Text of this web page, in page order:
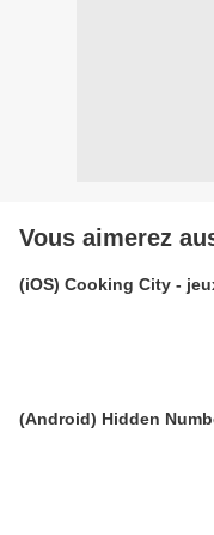
Vous aimerez
(iOS) Cooking City -
(Android) Hidden